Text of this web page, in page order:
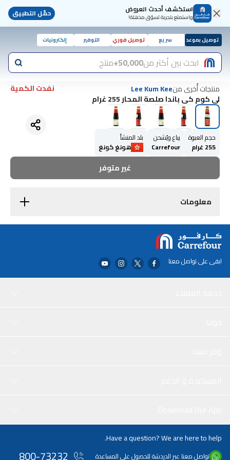
استكشف أحدث العروض
واستمتع بتجربة تسوّق مذهلة! حمّل التطبيق
توصيل بموعد سريع توصيل فوري التوفير إلكترونيات
ابحث بين أكثر من50,000+ منتج
منتجات أُخرى منLee Kum Kee
نفدت الكمية
لي كوم كي باندا صلصة المحار 255 غرام
حجم العبوة
255 غرام
يباع ويُشحن
Carrefour
بلد المنشأ
هونغ كونغ
غير متوفر
معلومات
ابقى على تواصل معنا
Have a question? We are here to help.
تواصل معنا عبر الدردشة للحصول على المساعدة 800-73232